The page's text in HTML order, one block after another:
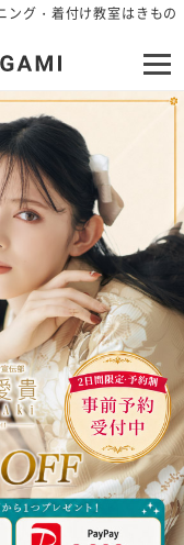
ング・着付け教室はきもの